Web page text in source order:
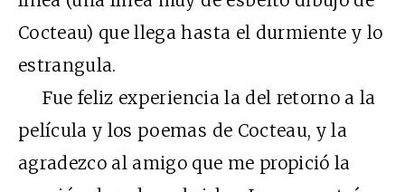
Cocteau) que llega hasta el durmiente y lo
estrangula.
Fue feliz experiencia la del retorno a la
película y los poemas de Cocteau, y la
agradezco al amigo que me propició la